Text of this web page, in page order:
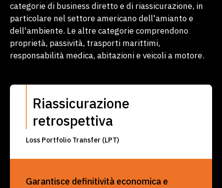
categorie di business diretto e di riassicurazione, in
particolare nel settore americano dell'amianto e
dell'ambiente. Le altre categorie comprendono
proprietà, passività, trasporti marittimi,
responsabilità medica, abitazioni e veicoli a motore.
Riassicurazione
retrospettiva
Loss Portfolio Transfer (LPT)
Garantisce definitività economica e